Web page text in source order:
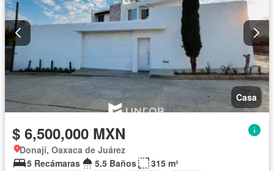
Casa
$ 6,500,000 MXN
Donají, Oaxaca de Juárez
5 Recámaras
5.5 Baños
315 m²